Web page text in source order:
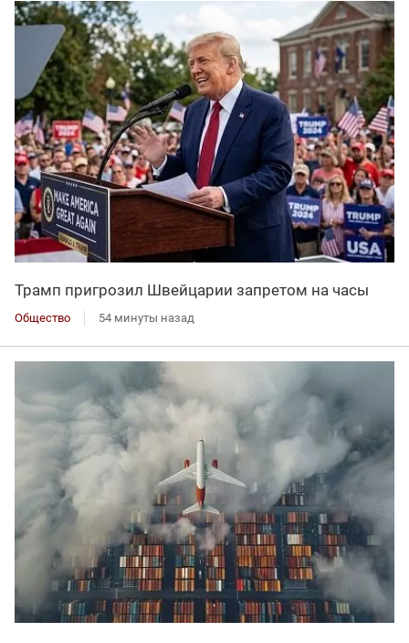
Трамп пригрозил Швейцарии запретом на часы
Общество 54 минуты назад